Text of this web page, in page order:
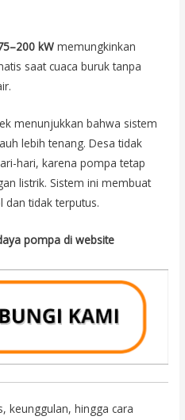
kW memungkinkan
saat cuaca buruk tanpa
menunjukkan bahwa sistem
lebih tenang. Desa tidak
hari, karena pompa tetap
listrik. Sistem ini membuat
tidak terputus.
pompa di website
keunggulan, hingga cara